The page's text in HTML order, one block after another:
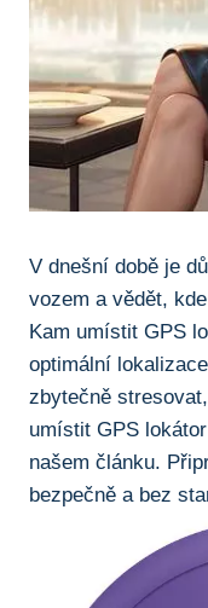
V dnešní době je
vozem ‌a vědět,
Kam umístit GPS
optimální
zbytečně stresovat,
umístit GPS
našem článku.
bezpečně a‍ bez​